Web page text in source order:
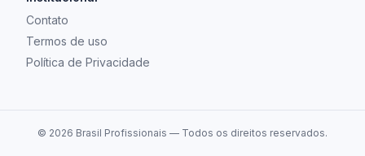
Contato
Termos de uso
Política de Privacidade
© 2026 Brasil Profissionais — Todos os direitos reservados.